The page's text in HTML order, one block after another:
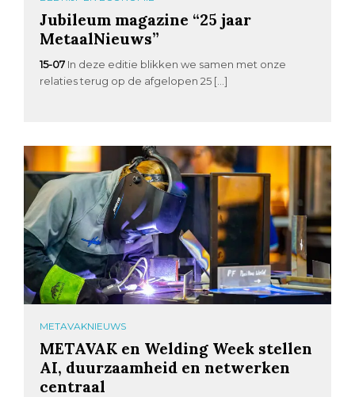
Jubileum magazine “25 jaar
MetaalNieuws”
15-07 In deze editie blikken we samen met onze
relaties terug op de afgelopen 25 […]
METAVAKNIEUWS
METAVAK en Welding Week stellen
AI, duurzaamheid en netwerken
centraal